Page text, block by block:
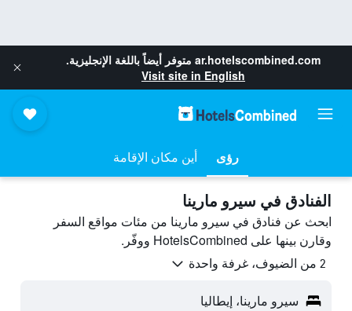
ar.hotelscombined.com متوفر أيضاً باللغة الإنجليزية.
Visit site in English
رؤى أين مكان الإقامة
الفنادق في سيرو مارينا
ابحث عن فنادق في سيرو مارينا من مئات مواقع السفر
وقارن بينها على HotelsCombined ووفّر.
2 من الضيوف، غرفة واحدة
سيرو مارينا، إيطاليا